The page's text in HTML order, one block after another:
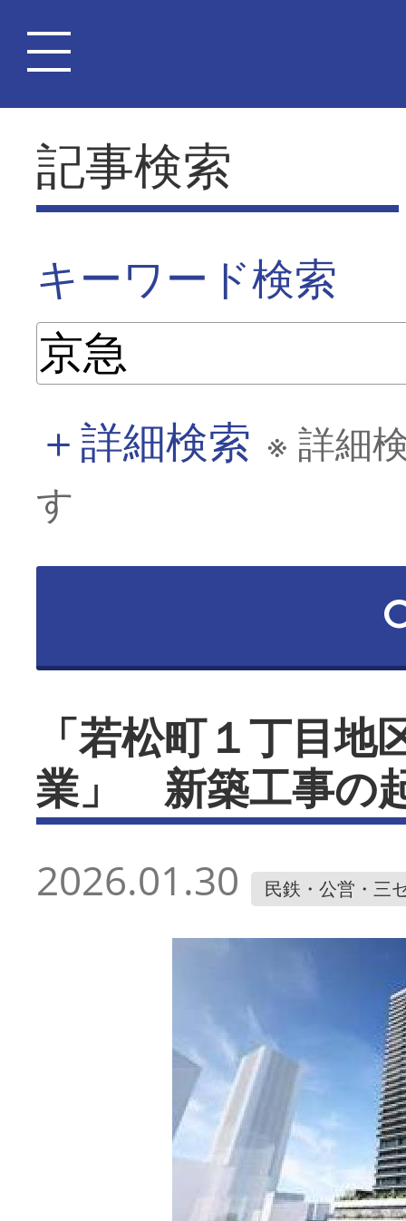
記事検索
キーワード検索
＋詳細検索 ※ 詳細
す
「若松町１丁目
業」 新築工事の
2026.01.30 民鉄・公営・三